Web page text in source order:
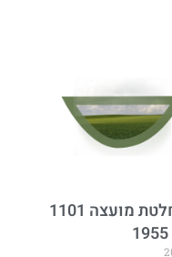
שימושים חורגים בנחלה, החלטת מועצה 1101